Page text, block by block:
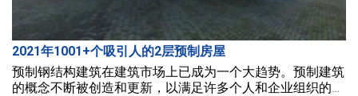
2021年1001+个吸引人的2层预制房屋
预制钢结构建筑在建筑市场上已成为一个大趋势。预制建筑
的概念不断被创造和更新，以满足许多个人和企业组织的需